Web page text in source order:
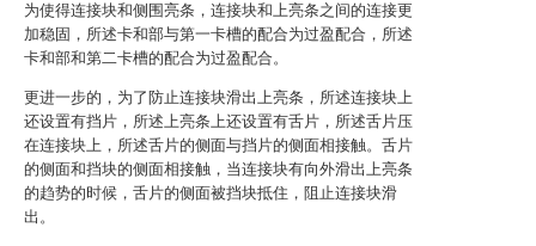
为使得连接块和侧围亮条，连接块和上亮条之间的连接更
加稳固，所述卡和部与第一卡槽的配合为过盈配合，所述
卡和部和第二卡槽的配合为过盈配合。
更进一步的，为了防止连接块滑出上亮条，所述连接块上
还设置有挡片，所述上亮条上还设置有舌片，所述舌片压
在连接块上，所述舌片的侧面与挡片的侧面相接触。舌片
的侧面和挡块的侧面相接触，当连接块有向外滑出上亮条
的趋势的时候，舌片的侧面被挡块抵住，阻止连接块滑
出。